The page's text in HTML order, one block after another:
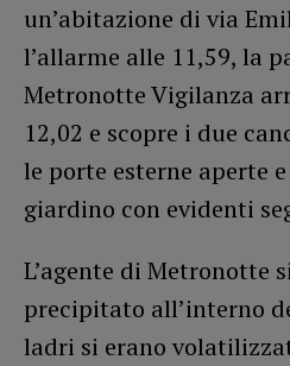
un’abitazione di via
l’allarme alle 11,59, la
Metronotte Vigilanza
12,02 e scopre i due
le porte esterne aperte
giardino con evidenti
L’agente di Metronotte
precipitato all’interno
ladri si erano